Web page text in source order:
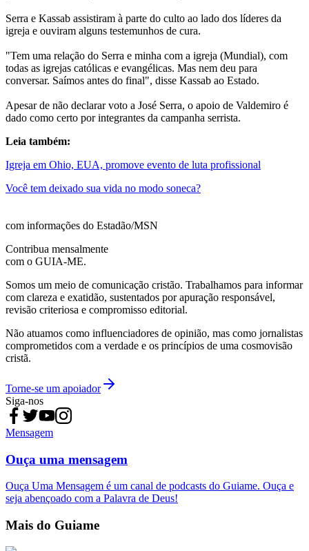
Serra e Kassab assistiram à parte do culto ao lado dos líderes da
igreja e ouviram alguns testemunhos de cura.
"Tem uma relação do Serra e minha com a igreja (Mundial), com
todas as igrejas católicas e evangélicas. Mas nem deu para
conversar. Saímos antes do final", disse Kassab ao Estado.
Apesar de não declarar voto a José Serra, o apoio de Valdemiro é
dado como certo por integrantes da campanha serrista.
Leia também:
Igreja em Ohio, EUA, promove evento de luta profissional
Você tem deixado sua vida no modo soneca?
com informações do Estadão/MSN
Contribua mensalmente
com o GUIA-ME.
Somos um meio de comunicação cristão. Trabalhamos para informar
com clareza e exatidão, sustentados por apuração responsável,
revisão criteriosa e compromisso editorial.
Não atuamos como influenciadores de opinião, mas como jornalistas
comprometidos com a verdade e os princípios de uma cosmovisão
cristã.
Torne-se um apoiador
Siga-nos
Mensagem
Ouça uma mensagem
Ouça Uma Mensagem é um canal de podcasts do Guiame. Ouça e
seja abençoado com a Palavra de Deus!
Mais do Guiame